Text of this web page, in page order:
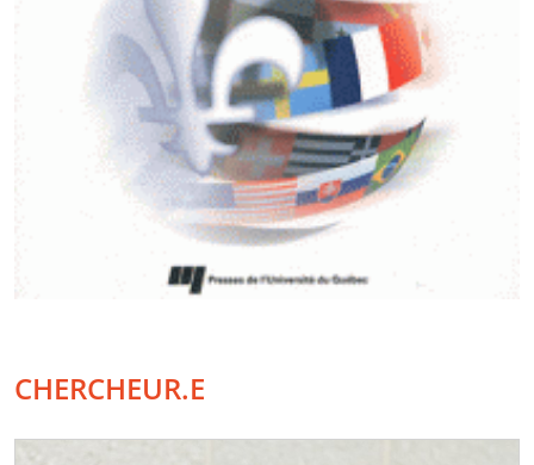
CHERCHEUR.E